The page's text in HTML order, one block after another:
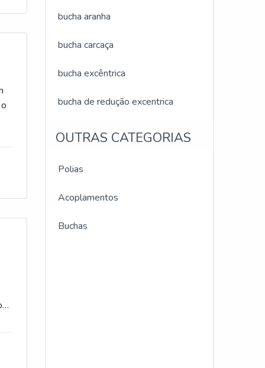
bucha aranha
bucha carcaça
bucha excêntrica
bucha de redução excentrica
OUTRAS CATEGORIAS
Polias
Acoplamentos
Buchas